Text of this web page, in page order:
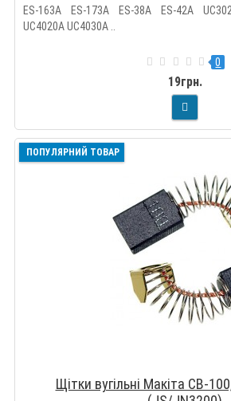
ES-163A ES-173A ES-38A ES-42A
UC4020A UC4030A ..
0
19грн.
ПОПУЛЯРНИЙ ТОВАР
Щітки вугільні Макіта CB-